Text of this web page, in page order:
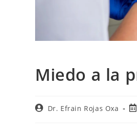
Miedo a la
Dr. Efrain Rojas Oxa